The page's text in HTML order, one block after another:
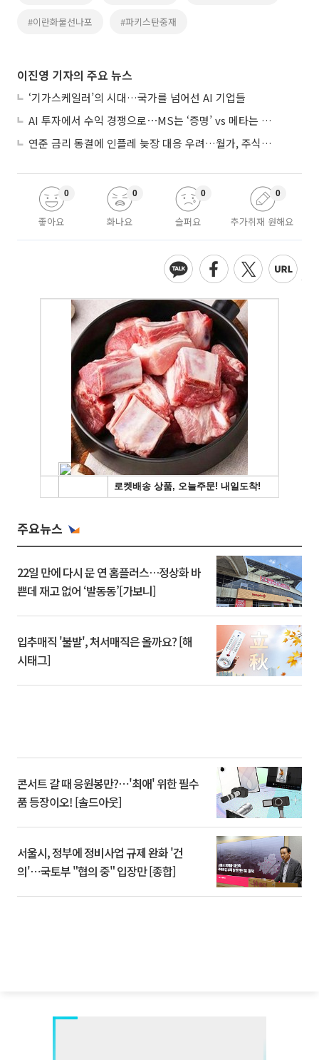
#이란화물선나포 #파키스탄중재
이진영 기자의 주요 뉴스
‘기가스케일러’의 시대…국가를 넘어선 AI 기업들
AI 투자에서 수익 경쟁으로⋯MS는 ‘증명’ vs 메타는 ‘숙제’
연준 금리 동결에 인플레 늦장 대응 우려…월가, 주식도 채권도 던졌다
좋아요
0
화나요
0
슬퍼요
0
추가취재 원해요
0
주요뉴스
22일 만에 다시 문 연 홈플러스…정상화 바
쁜데 재고 없어 ‘발동동’[가보니]
입추매직 '불발', 처서매직은 올까요? [해
시태그]
콘서트 갈 때 응원봉만?⋯'최애' 위한 필수
품 등장이오! [솔드아웃]
서울시, 정부에 정비사업 규제 완화 '건
의'⋯국토부 "협의 중" 입장만 [종합]